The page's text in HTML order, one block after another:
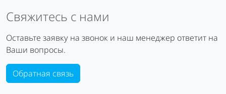
Свяжитесь с нами
Оставьте заявку на звонок и наш менеджер ответит на
Ваши вопросы.
Обратная связь